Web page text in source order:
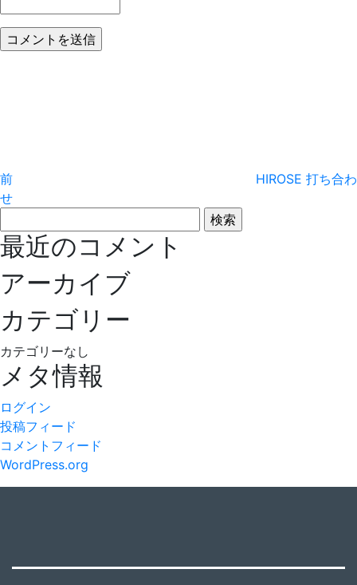
ビ
ゲ
ー
シ
ョ
ン
前
HIROSE 打ち合わ
せ
索:
最近のコメント
アーカイブ
カテゴリー
カテゴリーなし
メタ情報
ログイン
投稿フィード
コメントフィード
WordPress.org